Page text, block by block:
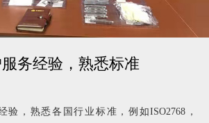
务经验，熟悉标准
验，熟悉各国行业标准，例如ISO2768，